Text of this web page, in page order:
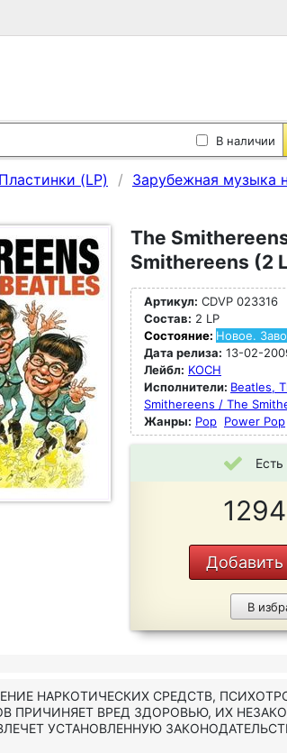
В наличии
(LP) Зарубежная музыка
The
Smithereens (2
Артикул: CDVP 023316
Состав: 2 LP
Состояние: Новое.
Дата релиза: 13-02-
Лейбл: KOCH
Исполнители: Beatles,
Smithereens / The
Жанры: Pop Power Pop
Добавить
В
НАРКОТИЧЕСКИХ СРЕДСТВ,
ПРИЧИНЯЕТ ВРЕД ЗДОРОВЬЮ, ИХ
УСТАНОВЛЕННУЮ